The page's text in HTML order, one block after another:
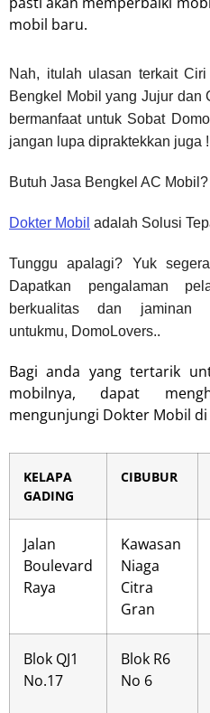
mobil baru.
Nah, itulah ulasan terkait
Bengkel Mobil yang Jujur dan
bermanfaat untuk Sobat
jangan lupa dipraktekkan juga
Butuh Jasa Bengkel AC Mobil?
Dokter Mobil adalah Solusi
Tunggu apalagi? Yuk
Dapatkan pengalaman
berkualitas dan jaminan
untukmu, DomoLovers..
Bagi anda yang tertarik
mobilnya, dapat
mengunjungi Dokter Mobil di
KELAPA
GADING
CIBUBUR
Jalan
Boulevard
Raya
Kawasan
Niaga
Citra
Gran
Blok QJ1
No.17
Blok R6
No 6